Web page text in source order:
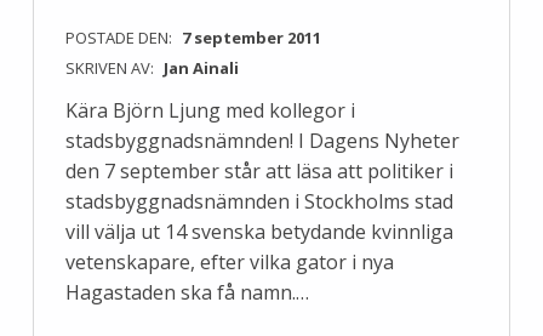
POSTADE DEN: 7 september 2011
SKRIVEN AV: Jan Ainali
Kära Björn Ljung med kollegor i
stadsbyggnadsnämnden! I Dagens Nyheter
den 7 september står att läsa att politiker i
stadsbyggnadsnämnden i Stockholms stad
vill välja ut 14 svenska betydande kvinnliga
vetenskapare, efter vilka gator i nya
Hagastaden ska få namn.…